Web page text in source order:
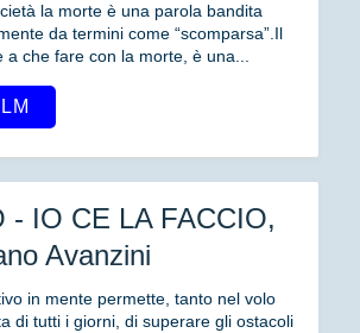
la morte è una parola bandita
da termini come “scomparsa”.Il
a che fare con la morte, è una...
- IO CE LA FACCIO,
Avanzini
in mente permette, tanto nel volo
di tutti i giorni, di superare gli ostacoli